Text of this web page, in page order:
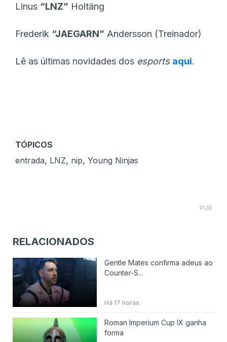
Linus “⁠LNZ⁠” Holtäng
Frederik “⁠JAEGARN⁠” Andersson (Treinador)
Lê as últimas novidades dos esports aqui.
TÓPICOS
entrada, LNZ, nip, Young Ninjas
PUB
RELACIONADOS
Gentle Mates confirma adeus ao
Counter-S...
Há 17 horas
Roman Imperium Cup IX ganha
forma